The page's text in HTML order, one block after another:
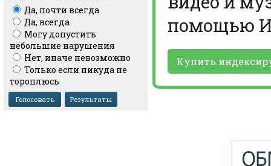
Да, почти всегда
Да, всегда
Могу допустить
небольшие нарушения
Нет, иначе невозможно
Только если никуда не
тороплюсь
помощью
Купить